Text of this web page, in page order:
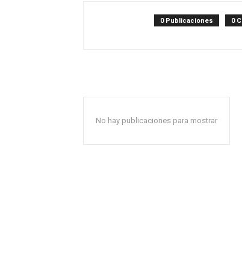
0 Publicaciones 0
No hay publicaciones para mostrar